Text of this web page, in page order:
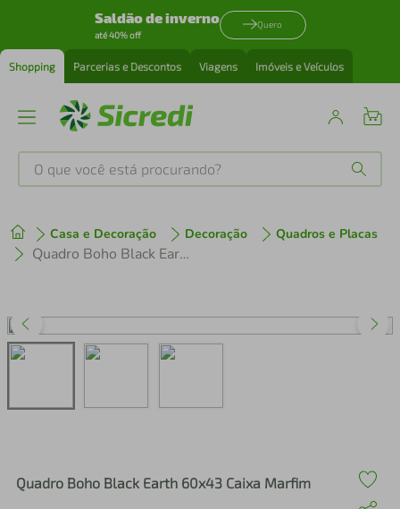
Saldão de inverno
até 40% off
Quero
Shopping Parcerias e Descontos Viagens Imóveis e Veículos
O que você está procurando?
Casa e Decoração Decoração Quadros e Placas
Quadro Boho Black Earth 60x43 Caixa Marfim
Quadro Boho Black Earth 60x43 Caixa Marfim
1º tenis
perfume